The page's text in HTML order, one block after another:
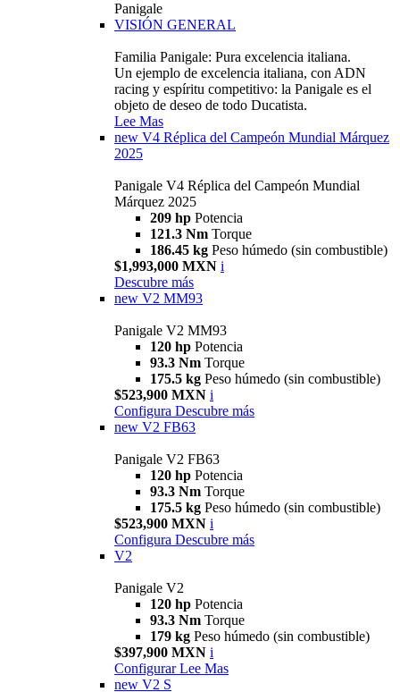
Panigale
VISIÓN GENERAL
Familia Panigale: Pura excelencia italiana.
Un ejemplo de excelencia italiana, con ADN
racing y espíritu competitivo: la Panigale es el
objeto de deseo de todo Ducatista.
Lee Mas
new V4 Réplica del Campeón Mundial Márquez
2025
Panigale V4 Réplica del Campeón Mundial
Márquez 2025
209 hp Potencia
121.3 Nm Torque
186.45 kg Peso húmedo (sin combustible)
$1,993,000 MXN i
Descubre más
new V2 MM93
Panigale V2 MM93
120 hp Potencia
93.3 Nm Torque
175.5 kg Peso húmedo (sin combustible)
$523,900 MXN i
Configura Descubre más
new V2 FB63
Panigale V2 FB63
120 hp Potencia
93.3 Nm Torque
175.5 kg Peso húmedo (sin combustible)
$523,900 MXN i
Configura Descubre más
V2
Panigale V2
120 hp Potencia
93.3 Nm Torque
179 kg Peso húmedo (sin combustible)
$397,900 MXN i
Configurar Lee Mas
new V2 S